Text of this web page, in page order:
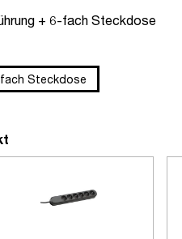
+ 6-fach Steckdose
Steckdose